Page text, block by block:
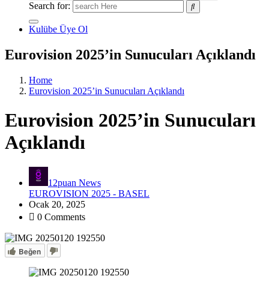
Search for:
Kulübe Üye Ol
Eurovision 2025’in Sunucuları Açıklandı
Home
Eurovision 2025’in Sunucuları Açıklandı
Eurovision 2025’in Sunucuları
Açıklandı
12puan News
EUROVISION 2025 - BASEL
Ocak 20, 2025
0 Comments
Beğen